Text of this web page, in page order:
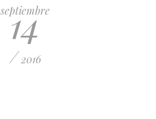
septiembre
14
/ 2016